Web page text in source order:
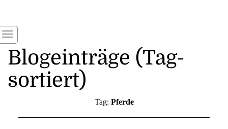
Blogeinträge (Tag-
sortiert)
Tag: Pferde